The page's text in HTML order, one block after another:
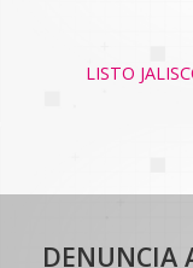
LISTO
DENUNCIA